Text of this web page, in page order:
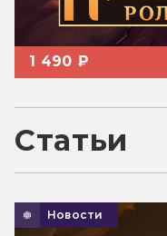
1 490 ₽
Статьи
Новости